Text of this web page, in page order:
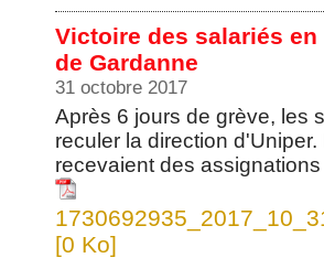
Victoire des salariés
de Gardanne
31 octobre 2017
Après 6 jours de grève, les
reculer la direction
recevaient des
[0 Ko]